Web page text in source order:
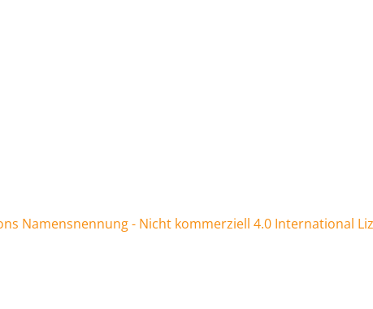
Namensnennung - Nicht kommerziell 4.0 International